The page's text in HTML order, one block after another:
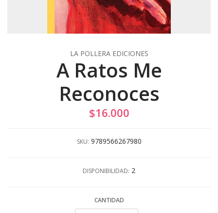
LA POLLERA EDICIONES
A Ratos Me
Reconoces
$16.000
SKU: 9789566267980
DISPONIBILIDAD: 2
CANTIDAD